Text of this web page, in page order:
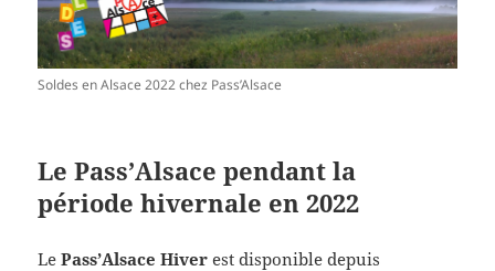
Soldes en Alsace 2022 chez Pass’Alsace
Le Pass’Alsace pendant la
période hivernale en 2022
Le Pass’Alsace Hiver est disponible depuis